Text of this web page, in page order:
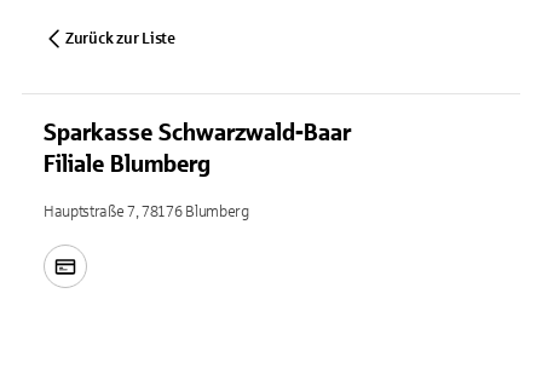
Zurück zur Liste
Sparkasse Schwarzwald-Baar
Filiale Blumberg
Hauptstraße 7, 78176 Blumberg